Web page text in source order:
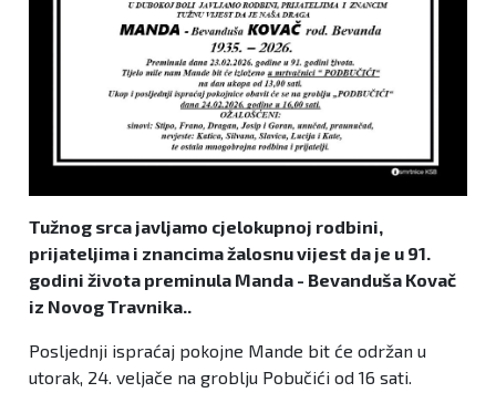
Zanimljivosti
Tužnog srca javljamo cjelokupnoj rodbini,
prijateljima i znancima žalosnu vijest da je u 91.
godini života preminula Manda - Bevanduša Kovač
iz Novog Travnika..
Posljednji ispraćaj pokojne Mande bit će održan u
utorak, 24. veljače na groblju Pobučići od 16 sati.